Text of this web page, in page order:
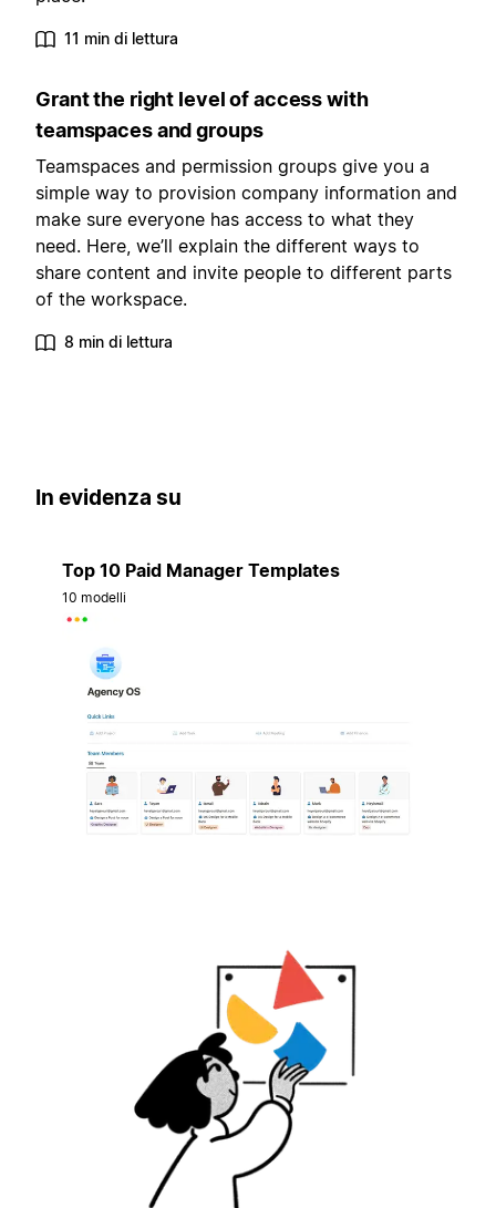
11 min di lettura
Grant the right level of access with
teamspaces and groups
Teamspaces and permission groups give you a
simple way to provision company information and
make sure everyone has access to what they
need. Here, we’ll explain the different ways to
share content and invite people to different parts
of the workspace.
8 min di lettura
In evidenza su
Top 10 Paid Manager Templates
10 modelli